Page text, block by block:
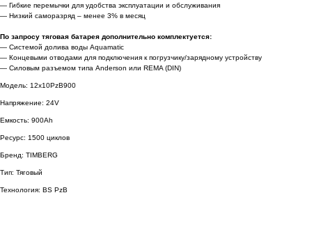
— Гибкие перемычки для удобства эксплуатации и обслуживания
— Низкий саморазряд – менее 3% в месяц
По запросу тяговая батарея дополнительно комплектуется:
— Системой долива воды Aquamatic
— Концевыми отводами для подключения к погрузчику/зарядному устройству
— Силовым разъемом типа Anderson или REMA (DIN)
Модель: 12x10PzB900
Напряжение: 24V
Емкость: 900Ah
Ресурс: 1500 циклов
Бренд: TIMBERG
Тип: Тяговый
Технология: BS PzB